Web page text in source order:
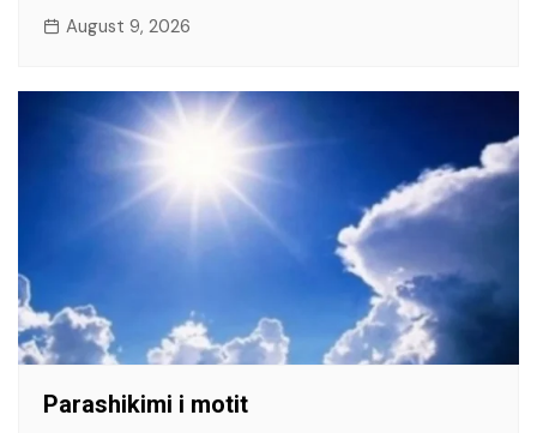
August 9, 2026
Parashikimi i motit